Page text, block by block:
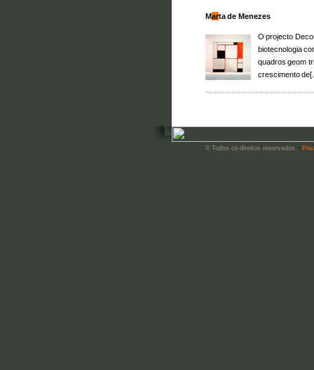
Marta de Menezes
O projecto
biotecnologia
quadros geom
crescimento
© Todos os direitos reservados.